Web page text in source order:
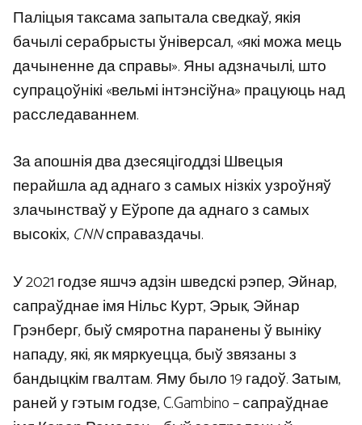
Паліцыя таксама запытала сведкаў, якія
бачылі серабрысты ўніверсал, «які можа мець
дачыненне да справы». Яны адзначылі, што
супрацоўнікі «вельмі інтэнсіўна» працуюць над
расследаваннем.
За апошнія два дзесяцігоддзі Швецыя
перайшла ад аднаго з самых нізкіх узроўняў
злачынстваў у Еўропе да аднаго з самых
высокіх, CNNсправаздачы.
У 2021 годзе яшчэ адзін шведскі рэпер, Эйнар,
сапраўднае імя Нільс Курт, Эрык, Эйнар
Грэнберг, быў смяротна паранены ў выніку
нападу, які, як мяркуецца, быў звязаны з
бандыцкім гвалтам. Яму было 19 гадоў. Затым,
раней у гэтым годзе, C.Gambino – сапраўднае